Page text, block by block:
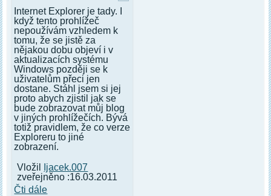
Internet Explorer je tady. I
když tento prohlížeč
nepoužívám vzhledem k
tomu, že se jistě za
nějakou dobu objeví i v
aktualizacích systému
Windows později se k
uživatelům přeci jen
dostane. Stáhl jsem si jej
proto abych zjistil jak se
bude zobrazovat můj blog
v jiných prohlížečích. Bývá
totiž pravidlem, že co verze
Exploreru to jiné
zobrazení.
Vložil
Ijacek.007
zveřejněno :16.03.2011
Čti dále